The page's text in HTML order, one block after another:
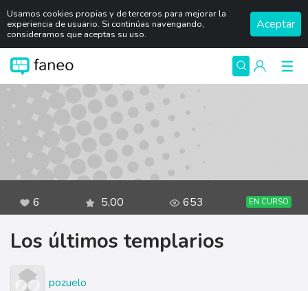
Usamos cookies propias y de terceros para mejorar la
experiencia de usuario. Si continúas navengando,
consideramos que aceptas su uso.
Aceptar
6 5,00 653 EN CURSO
Los últimos templarios
pozuelo